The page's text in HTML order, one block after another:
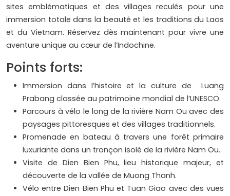
sites emblématiques et des villages reculés pour une
immersion totale dans la beauté et les traditions du Laos
et du Vietnam. Réservez dès maintenant pour vivre une
aventure unique au cœur de l’Indochine.
Points forts:
Immersion dans l’histoire et la culture de Luang
Prabang classée au patrimoine mondial de l’UNESCO.
Parcours à vélo le long de la rivière Nam Ou avec des
paysages pittoresques et des villages traditionnels.
Promenade en bateau à travers une forêt primaire
luxuriante dans un tronçon isolé de la rivière Nam Ou.
Visite de Dien Bien Phu, lieu historique majeur, et
découverte de la vallée de Muong Thanh.
Vélo entre Dien Bien Phu et Tuan Giao avec des vues